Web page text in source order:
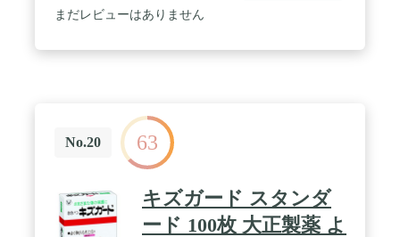
まだレビューはありません
No.20 63
キズガード スタンダ
ード 100枚 大正製薬 よ